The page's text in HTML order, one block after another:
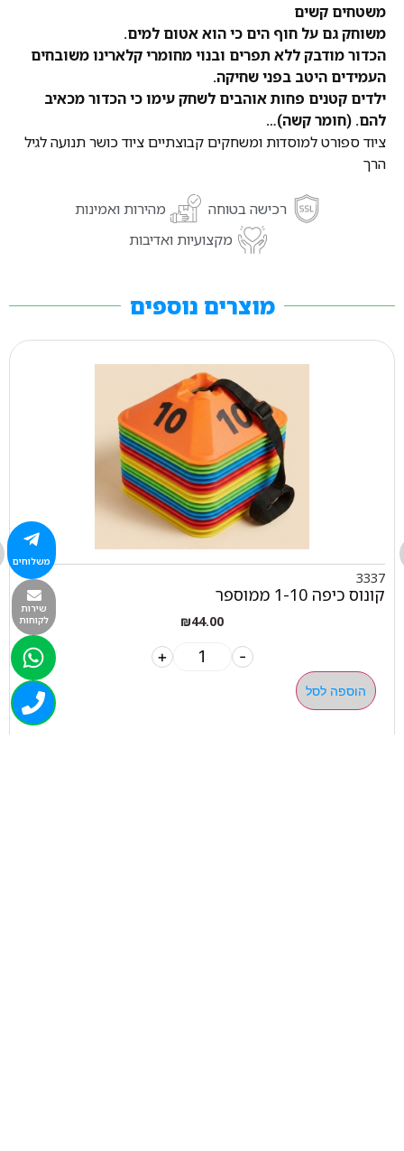
משטחים קשים
משוחק גם על חוף הים כי הוא אטום למים.
הכדור מודבק ללא תפרים ובנוי מחומרי קלארינו משובחים
העמידים היטב בפני שחיקה.
ילדים קטנים פחות אוהבים לשחק עימו כי הכדור מכאיב
להם. (חומר קשה)…
ציוד ספורט למוסדות ומשחקים קבוצתיים ציוד כושר תנועה לגיל
הרך
רכישה בטוחה
מהירות ואמינות
מקצועיות ואדיבות
מוצרים נוספים
3337
קונוס כיפה 1-10 ממוספר
₪44.00
-
+
הוספה לסל
משלוחים
שירות
לקוחות